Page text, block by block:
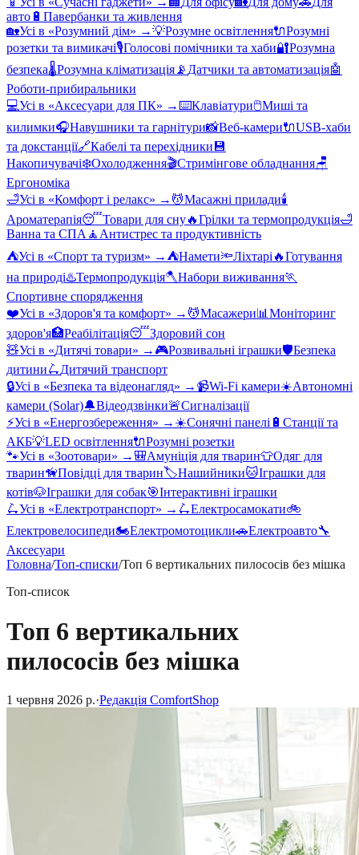
авто 🔋 Павербанки та живлення
🏡Усі в «Розумний дім» →💡Розумне освітлення🔌Розумні
розетки та вимикачі🎙️Голосові помічники та хаби🔐Розумна
безпека🌡️Розумна кліматизація 📡 Датчики та автоматизація🤖
Роботи-прибиральники
💻Усі в «Аксесуари для ПК» →⌨️Клавіатури🖱️Миші та
килимки🎧Навушники та гарнітури📸Веб-камери🔌USB-хаби
та докстанції🔗Кабелі та перехідники 💾
Накопичувачі❄️Охолодження🎬Стримінгове обладнання🪑
Ергономіка
🛁Усі в «Комфорт і релакс» → 💆Масажні прилади🕯️
Ароматерапія😴Товари для сну🔥Грілки та термопродукція🛁
Ванна та СПА 🧘 Антистрес та продуктивність
⛺Усі в «Спорт та туризм» → ⛺Намети🔦Ліхтарі 🔥Готування
на природі♨️Термопродукція🪓Набори виживання🏃
Спортивне спорядження
❤️Усі в «Здоров'я та комфорт» → 💆Масажери📊 Моніторинг
здоров'я🏥Реабілітація😴Здоровий сон
🧸Усі в «Дитячі товари» → 🎮Розвивальні іграшки🛡️Безпека
дитини🛴Дитячий транспорт
🔒Усі в «Безпека та відеонагляд» → 📹Wi-Fi камери☀️Автономні
камери (Solar)🔔Відеодзвінки🚨Сигналізації
⚡Усі в «Енергозбереження» → ☀️Сонячні панелі 🔋 Станції та
АКБ💡LED освітлення🔌Розумні розетки
🐾Усі в «Зоотовари» → 🎒Амуніція для тварин👕Одяг для
тварин🦮Повідці для тварин🏷️Нашийники🐱Іграшки для
котів🐶Іграшки для собак🎯Інтерактивні іграшки
🛴Усі в «Електротранспорт» → 🛴Електросамокати🚲
Електровелосипеди🏍️Електромотоцикли🚗Електроавто🔧
Аксесуари
Головна/Топ-списки/Топ 6 вертикальних пилососів без мішка
Топ-список
Топ 6 вертикальних
пилососів без мішка
1 червня 2026 р.·Редакція ComfortShop